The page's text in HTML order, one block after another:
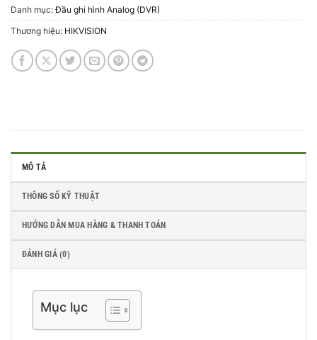
Danh mục:Đầu ghi hình Analog (DVR)
Thương hiệu: HIKVISION
MÔ TẢ
THÔNG SỐ KỸ THUẬT
HƯỚNG DẪN MUA HÀNG & THANH TOÁN
ĐÁNH GIÁ (0)
Mục lục